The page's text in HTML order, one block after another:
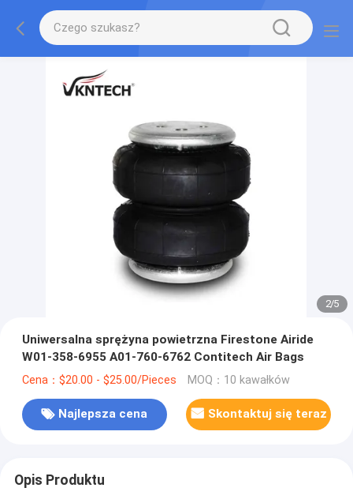
2/5
Uniwersalna sprężyna powietrzna Firestone Airide
W01-358-6955 A01-760-6762 Contitech Air Bags
Cena：$20.00 - $25.00/Pieces MOQ：10 kawałków
Najlepsza cena Skontaktuj się teraz
Opis Produktu